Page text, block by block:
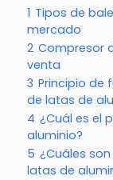
1 Tipos de
mercado
2 Compresor
venta
3 Principio de
de latas de
4 ¿Cuál es el
aluminio?
5 ¿Cuáles
latas de